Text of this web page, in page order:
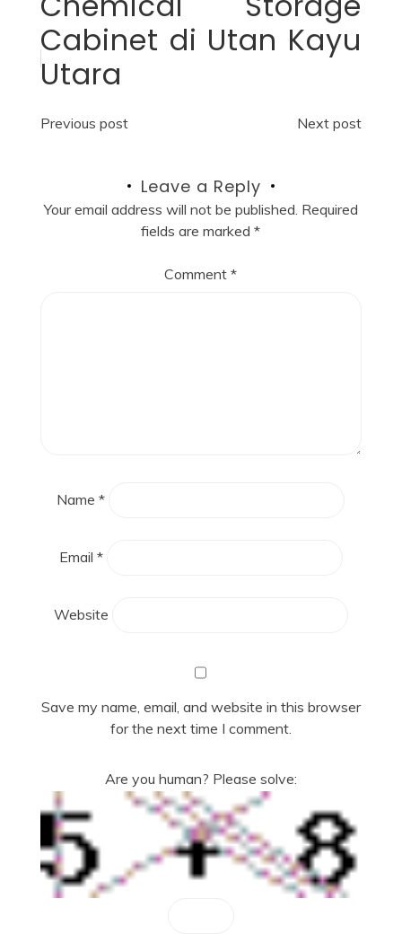
Cabinet di Utan Kayu
Utara
Post
Previous post Next post
Leave a Reply
Your email address will not be published. Required
fields are marked*
Comment*
Name*
Email *
Website
Save my name, email, and website in this browser
for the next time I comment.
Are you human? Please solve: